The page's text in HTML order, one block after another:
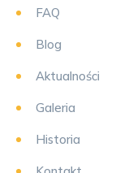
FAQ
Blog
Aktualności
Galeria
Historia